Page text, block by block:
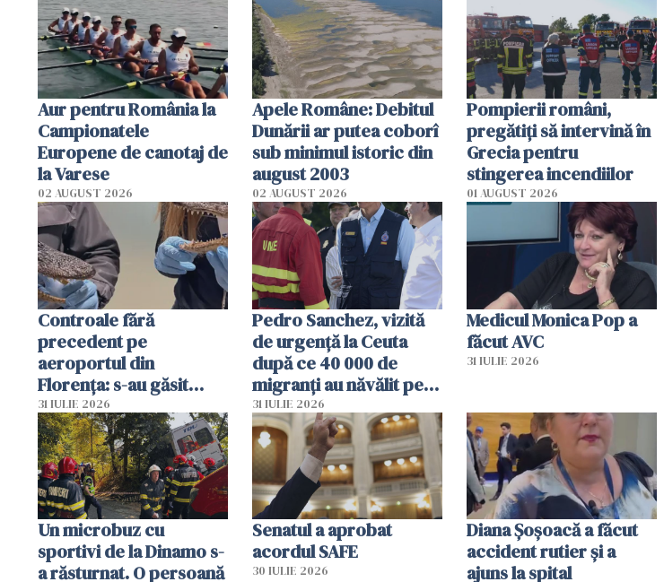
efectele, deși a plouat
în iulie
Aur pentru România la
Campionatele
Europene de canotaj de
la Varese
02 AUGUST 2026
Apele Române: Debitul
Dunării ar putea coborî
sub minimul istoric din
august 2003
02 AUGUST 2026
Pompierii români,
pregătiţi să intervină în
Grecia pentru
stingerea incendiilor
01 AUGUST 2026
Controale fără
precedent pe
aeroportul din
Florența: s-au găsit
capete de aligator și o
sumă imensă de bani
31 IULIE 2026
Pedro Sanchez, vizită
de urgență la Ceuta
după ce 40 000 de
migranți au năvălit pe
teritoriul spaniol: „Vom
mobiliza toate
resursele"
31 IULIE 2026
Medicul Monica Pop a
făcut AVC
31 IULIE 2026
Un microbuz cu
sportivi de la Dinamo s-
a răsturnat. O persoană
Senatul a aprobat
acordul SAFE
30 IULIE 2026
Diana Șoșoacă a făcut
accident rutier și a
ajuns la spital